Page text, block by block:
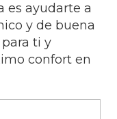
es ayudarte a
y de buena
ti y
confort en